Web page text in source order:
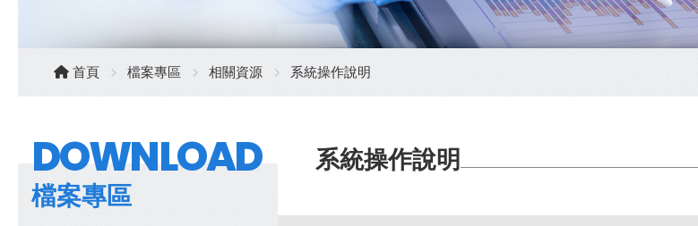
首頁 檔案專區 相關資源 系統操作說明
DOWNLOAD
檔案專區
系統操作說明